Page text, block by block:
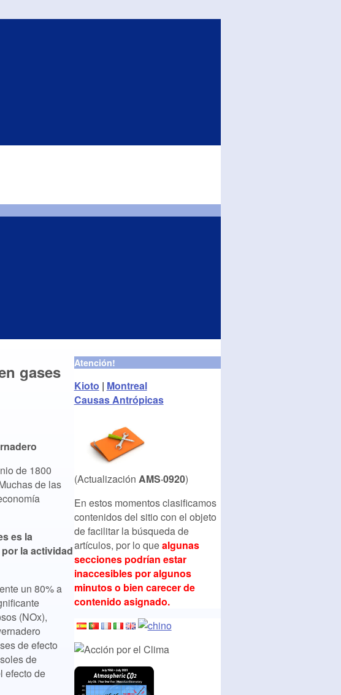
gases
de 1800
de las
es la
la actividad
un 80% a
(NOx),
de efecto
de
efecto de
Atención!
Kioto | Montreal
Causas Antrópicas
(Actualización AMS·0920)
En estos momentos clasificamos
contenidos del sitio con el objeto
de facilitar la búsqueda de
artículos, por lo quealgunas
secciones podrían estar
inaccesibles por algunos
minutos o bien carecer de
contenido asignado.